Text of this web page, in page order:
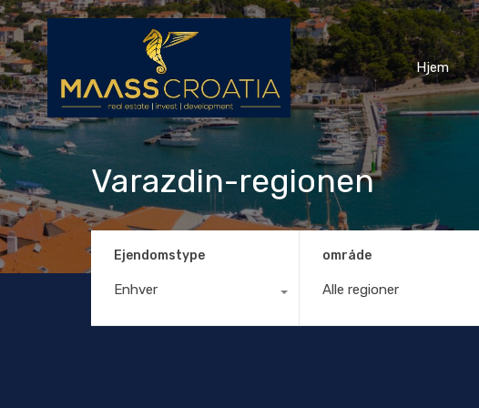
Hjem
Hjem
Varazdin-regionen
Ejendomstype
Enhver
område
Alle regioner